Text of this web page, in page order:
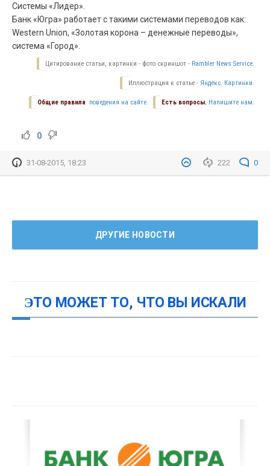
Системы «Лидер».
Банк «Югра» работает с такими системами переводов как:
Western Union, «Золотая корона – денежные переводы»,
система «Город».
Цитирование статьи, картинки - фото скриншот - Rambler News Service.
Иллюстрация к статье - Яндекс. Картинки.
Есть вопросы. Напишите нам.
Общие правила поведения на сайте.
0
222 0
31-08-2015, 18:23
ДРУГИЕ НОВОСТИ
ЭТО МОЖЕТ ТО, ЧТО ВЫ ИСКАЛИ